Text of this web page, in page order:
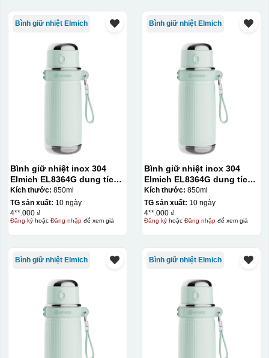
Bình giữ nhiệt Elmich
Bình giữ nhiệt inox 304
Elmich EL8364G dung tích
850ml
Kích thước: 850ml
TG sản xuất: 10 ngày
4**.000 ₫
Đăng kýhoặc Đăng nhậpđể xem giá
Bình giữ nhiệt Elmich
Bình giữ nhiệt inox 304
Elmich EL8364G dung tích
850ml
Kích thước: 850ml
TG sản xuất: 10 ngày
4**.000 ₫
Đăng kýhoặc Đăng nhậpđể xem giá
Bình giữ nhiệt Elmich Bình giữ nhiệt Elmich